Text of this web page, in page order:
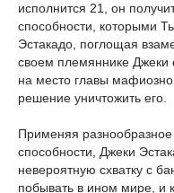
исполнится 21, он
способности, которыми
Эстакадо, поглощая
своем племяннике Джеки
на место главы
решение уничтожить его.
Применяя
способности, Джеки
невероятную схватку с
побывать в ином мире, и